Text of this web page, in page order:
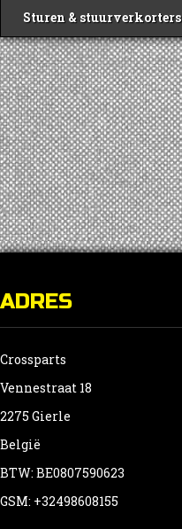
Sturen & stuurverkorters
ADRES
Crossparts
Vennestraat 18
2275 Gierle
België
BTW: BE0807590623
GSM: +32498608155